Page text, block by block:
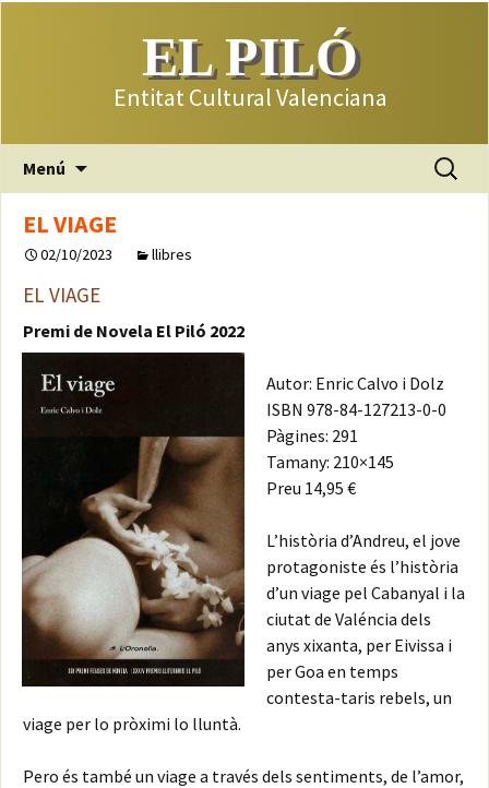
EL PILÓ
Entitat Cultural Valenciana
Menú Buscar:
EL VIAGE
02/10/2023 llibres
EL VIAGE
Premi de Novela El Piló 2022
Autor: Enric Calvo i Dolz
ISBN 978-84-127213-0-0
Pàgines: 291
Tamany: 210×145
Preu 14,95 €
L’història d’Andreu, el jove
protagoniste és l’història
d’un viage pel Cabanyal i la
ciutat de Valéncia dels
anys xixanta, per Eivissa i
per Goa en temps
contesta-taris rebels, un
viage per lo pròximi lo lluntà.
Pero és també un viage a través dels sentiments, de l’amor,